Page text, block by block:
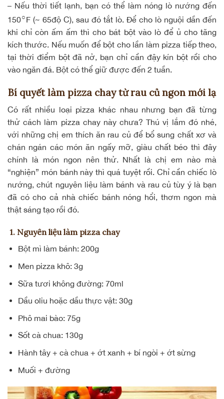
– Nếu thời tiết lạnh, bạn có thể làm nóng lò nướng đến
150○F (~ 65độ C), sau đó tắt lò. Để cho lò nguội dần đến
khi chỉ còn ấm ấm thì cho bát bột vào lò để ủ cho tăng
kích thước. Nếu muốn để bột cho lần làm pizza tiếp theo,
tại thời điểm bột đã nở, bạn chỉ cần đậy kín bột rồi cho
vào ngăn đá. Bột có thể giữ được đến 2 tuần.
Bí quyết làm pizza chay từ rau củ ngon mới lạ
Có rất nhiều loại pizza khác nhau nhưng bạn đã từng
thử cách làm pizza chay này chưa? Thú vị lắm đó nhé,
với những chị em thích ăn rau củ để bổ sung chất xơ và
chán ngán các món ăn ngấy mỡ, giàu chất béo thì đây
chính là món ngon nên thử. Nhất là chị em nào mà
“nghiện” món bánh này thì quá tuyệt rồi. Chỉ cần chiếc lò
nướng, chút nguyên liệu làm bánh và rau củ tùy ý là bạn
đã có cho cả nhà chiếc bánh nóng hổi, thơm ngon mà
thật sáng tạo rồi đó.
1. Nguyên liệu làm pizza chay
Bột mì làm bánh: 200g
Men pizza khô: 3g
Sữa tươi không đường: 70ml
Dầu oliu hoặc dầu thực vật: 30g
Phô mai bào: 75g
Sốt cà chua: 130g
Hành tây + cà chua + ớt xanh + bí ngòi + ớt sừng
Muối + đường